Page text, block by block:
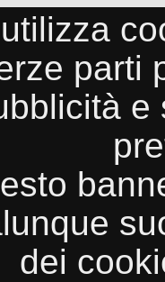
parti
dei